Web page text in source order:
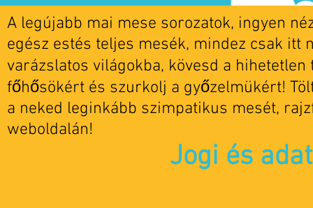
A legújabb mai mese sorozatok, ingyen
egész estés teljes mesék, mindez csak itt
varázslatos világokba, kövesd a
főhősökért és szurkolj a győzelmükért!
a neked leginkább szimpatikus mesét,
weboldalán!
Jogi és